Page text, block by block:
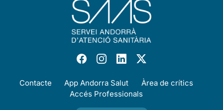
Contacte App Andorra Salut
Àrea de crítics
Accés Professionals